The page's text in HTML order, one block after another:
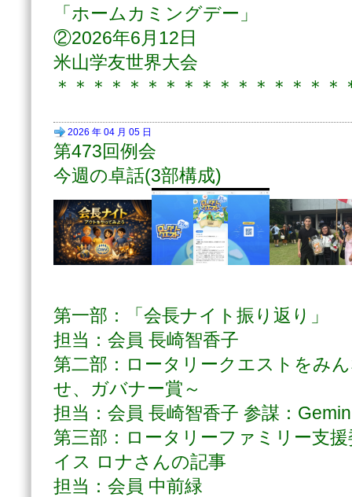
「ホームカミングデー」
②2026年6月12日
米山学友世界大会
＊＊＊＊＊＊＊＊＊＊＊＊＊＊＊＊
2026 年 04 月 05 日
第473回例会
今週の卓話(3部構成)
第一部：「会長ナイト振り返り」
担当：会員 長崎智香子
第二部：ロータリークエストをみ
せ、ガバナー賞～
担当：会員 長崎智香子 参謀：
第三部：ロータリーファミリー支
イス ロナさんの記事
担当：会員 中前緑